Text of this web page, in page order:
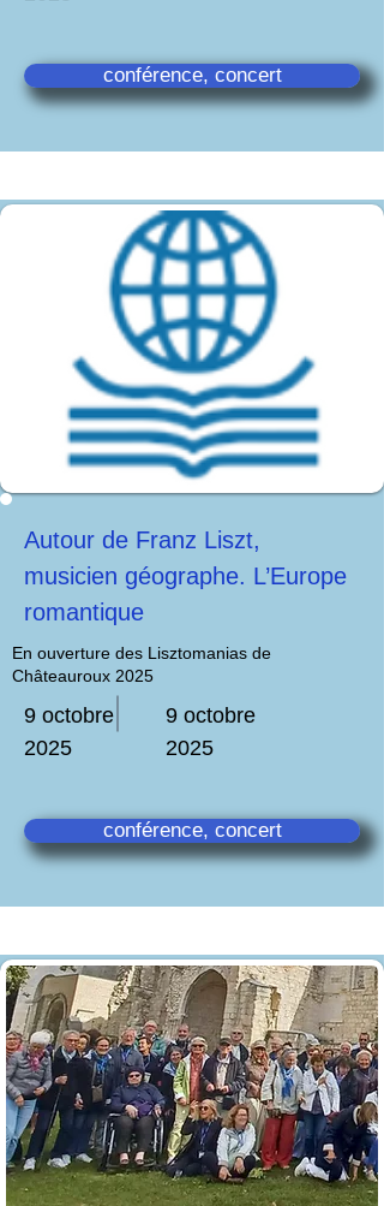
conférence, concert
Autour de Franz Liszt,
musicien géographe. L’Europe
romantique
En ouverture des Lisztomanias de
Châteauroux 2025
9 octobre
2025
9 octobre
2025
conférence, concert